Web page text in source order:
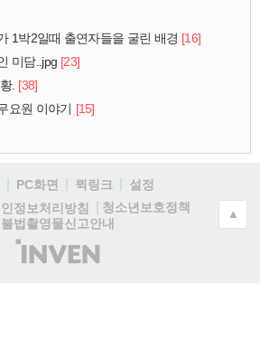
1박2일때 출연자들을 굴린 배경 [16]
미담..jpg [23]
. [38]
요원 이야기 [15]
PC화면 퀵링크
설정
정보처리방침
청소년보호정책
불법촬영물신고안내
(주)
인
▲